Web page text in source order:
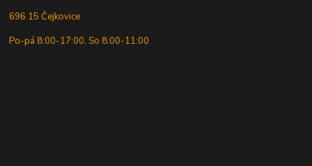
696 15 Čejkovice
Po-pá 8:00-17:00, So 8:00-11:00